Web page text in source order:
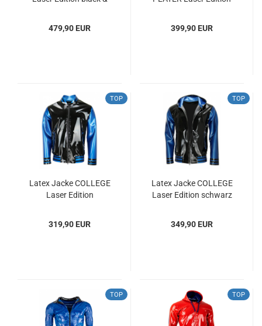
479,90 EUR
399,90 EUR
TOP
Latex Jacke COLLEGE
Laser Edition
319,90 EUR
TOP
Latex Jacke COLLEGE
Laser Edition schwarz
349,90 EUR
TOP TOP